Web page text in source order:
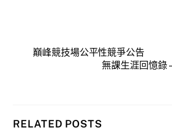
巔峰競技場公平性競爭公告
無課生涯回憶錄
RELATED POSTS